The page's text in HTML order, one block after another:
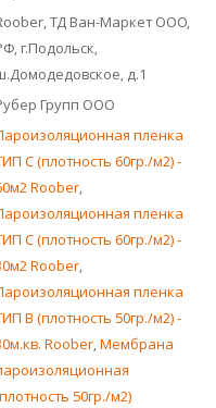
ТД Ван-Маркет ООО,
г.Подольск,
д.1
Групп ООО
пленка
С (плотность 60гр./м2) -
Roober,
пленка
С (плотность 60гр./м2) -
Roober,
пленка
B (плотность 50гр./м2) -
Roober,Мембрана
50гр./м2)